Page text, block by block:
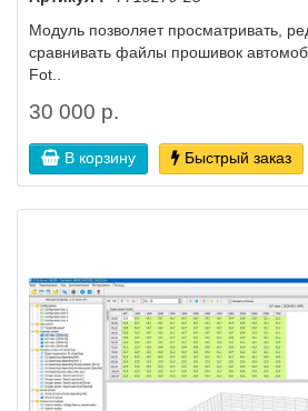
Модуль позволяет просматривать,
сравнивать файлы прошивок
Fot..
30 000 р.
В корзину Быстрый заказ